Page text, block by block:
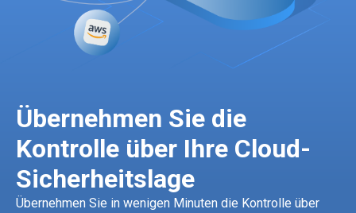
Übernehmen Sie die
Kontrolle über Ihre Cloud-
Sicherheitslage
Übernehmen Sie in wenigen Minuten die Kontrolle über